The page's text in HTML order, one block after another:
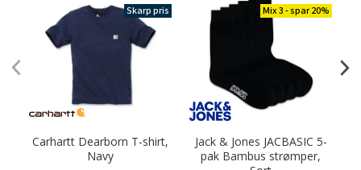
Skarp pris
Carhartt Dearborn T-shirt,
Navy
Mix 3 - spar 20%
Jack & Jones JACBASIC 5-
pak Bambus strømper,